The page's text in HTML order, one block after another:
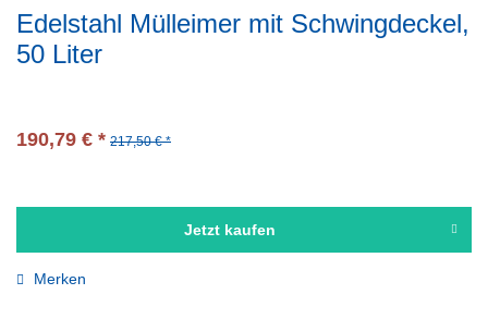
Edelstahl Mülleimer mit Schwingdeckel,
50 Liter
190,79 € * 217,50 € *
Jetzt kaufen
Merken